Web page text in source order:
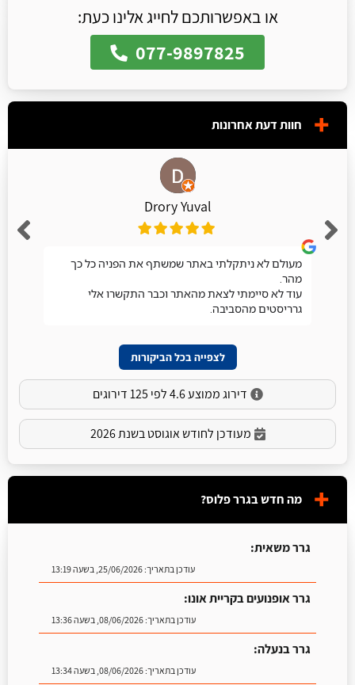
או באפשרותכם לחייג אלינו כעת:
077-9897825
חוות דעת אחרונות
Drory Yuval
מעולם לא ניתקלתי באתר שמשתף את הפניה כל כך
מהר.
עוד לא סיימתי לצאת מהאתר וכבר התקשרו אלי
גרריסטים מהסביבה.
לצפייה בכל הביקורות
דירוג ממוצע 4.6 לפי 125 דירוגים
מעודכן לחודש אוגוסט בשנת 2026
מה חדש בגרר פלוס?
גרר משאית:
עודכן בתאריך:25/06/2026, בשעה 13:19
גרר אופנועים בקריית אונו:
עודכן בתאריך:08/06/2026, בשעה 13:36
גרר בנעלה:
עודכן בתאריך:08/06/2026, בשעה 13:34